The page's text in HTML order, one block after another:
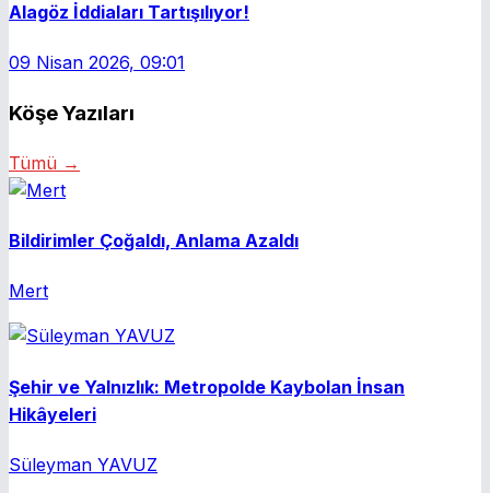
Alagöz İddiaları Tartışılıyor!
09 Nisan 2026, 09:01
Köşe Yazıları
Tümü →
Bildirimler Çoğaldı, Anlama Azaldı
Mert
Şehir ve Yalnızlık: Metropolde Kaybolan İnsan
Hikâyeleri
Süleyman YAVUZ